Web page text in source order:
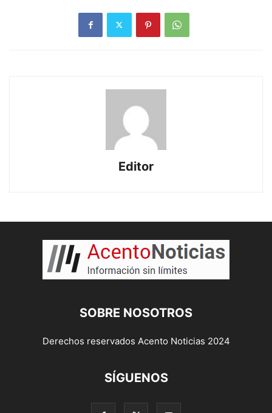
Editor
SOBRE NOSOTROS
Derechos reservados Acento Noticias 2024
SÍGUENOS